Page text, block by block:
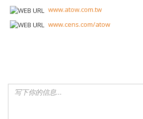
www.atow.com.tw
www.cens.com/atow